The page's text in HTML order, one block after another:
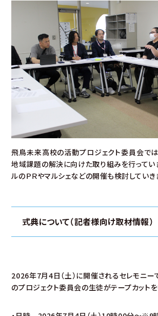
飛鳥未来高校の活動プロジェクト委員会では
地域課題の解決に向けた取り組みを行ってい
ルのＰＲやマルシェなどの開催も検討してい
式典について（記者様向け取材情報）
2026年7月4日（土）に開催されるセレモニー
のプロジェクト委員会の生徒がテープカットを